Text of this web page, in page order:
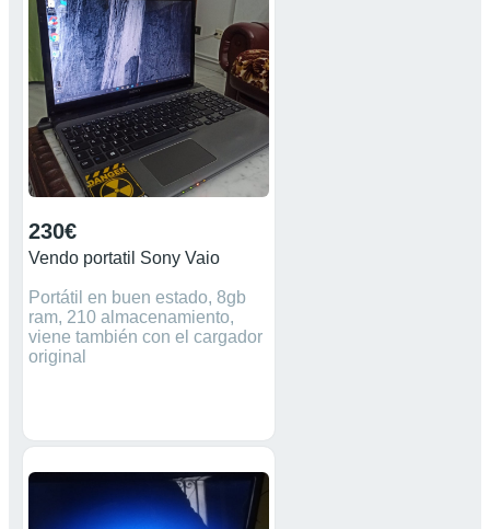
230€
Vendo portatil Sony Vaio
Portátil en buen estado, 8gb
ram, 210 almacenamiento,
viene también con el cargador
original